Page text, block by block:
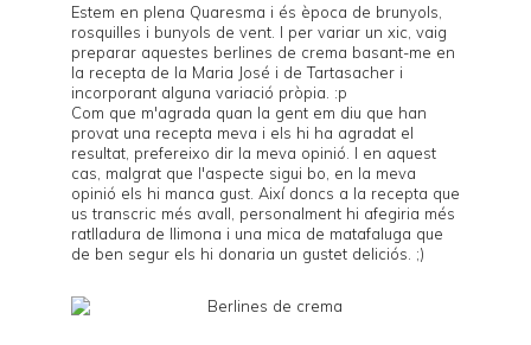
Estem en plena Quaresma i és època de brunyols
rosquilles i bunyols de vent . I per variar un xic, vaig
preparar aquestes berlines de crema basant-me en
la recepta de la Maria José i deTartasacher i
incorporant alguna variació pròpia. :p
Com que m'agrada quan la gent em diu que han
provat una recepta meva i els hi ha agradat el
resultat, prefereixo dir la meva opinió. I en aquest
cas, malgrat que l'aspecte sigui bo, en la meva
opinió els hi manca gust. Així doncs a la recepta que
us transcric més avall, personalment hi afegiria més
ratlladura de llimona i una mica de matafaluga que
de ben segur els hi donaria un gustet deliciós. ;)